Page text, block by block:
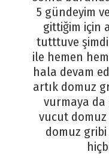
5 gündeyim
gittiğim için
tutttuve
ile hemen
hala devam
artık domuz
vurmaya da
vucut domuz
domuz